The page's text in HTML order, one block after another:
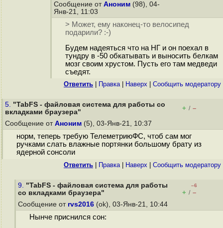
Сообщение от Аноним (98), 04-
Янв-21, 11:03
> Может, ему наконец-то велосипед
подарили? :-)
Будем надеяться что на НГ и он поехал в
тундру в -50 обкатывать и выносить белкам
мозг своим хрустом. Пусть его там медведи
съедят.
Ответить Правка| Наверх Cообщить модератору
5. "TabFS - файловая система для работы со
вкладками браузера"
+ / –
Сообщение от Аноним (5), 03-Янв-21, 10:37
норм, теперь требую ТелеметриюФС, чтоб сам мог
ручками слать влажные портянки большому брату из
ядерной сонсоли
Ответить Правка| Наверх Cообщить модератору
9. "TabFS - файловая система для работы
со вкладками браузера"
–6
+ / –
Сообщение от rvs2016 (ok), 03-Янв-21, 10:44
Нынче приснился сон: